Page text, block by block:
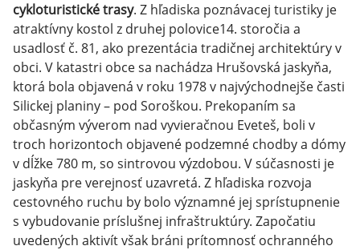
cykloturistické trasy. Z hľadiska poznávacej turistiky je
atraktívny kostol z druhej polovice14. storočia a
usadlosť č. 81, ako prezentácia tradičnej architektúry v
obci. V katastri obce sa nachádza Hrušovská jaskyňa,
ktorá bola objavená v roku 1978 v najvýchodnejše časti
Silickej planiny – pod Soroškou. Prekopaním sa
občasným výverom nad vyvieračnou Eveteš, boli v
troch horizontoch objavené podzemné chodby a dómy
v dĺžke 780 m, so sintrovou výzdobou. V súčasnosti je
jaskyňa pre verejnosť uzavretá. Z hľadiska rozvoja
cestovného ruchu by bolo významné jej sprístupnenie
s vybudovanie príslušnej infraštruktúry. Započatiu
uvedených aktivít však bráni prítomnosť ochranného